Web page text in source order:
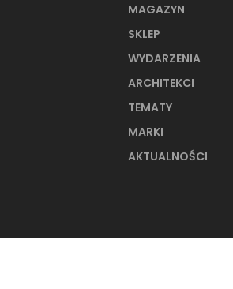
Młoda, żyjąca
przez lata
MAGAZYN
SKLEP
WYDARZENIA
ARCHITEKCI
TEMATY
MARKI
AKTUALNOŚCI